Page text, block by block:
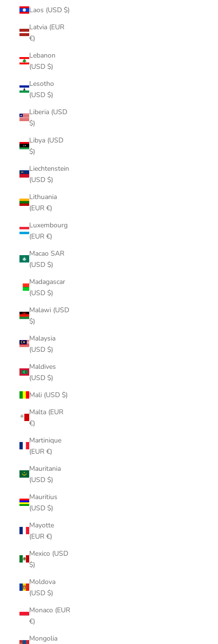
Laos (USD $)
Latvia (EUR
€)
Lebanon
(USD $)
Lesotho
(USD $)
Liberia (USD
$)
Libya (USD
$)
Liechtenstein
(USD $)
Lithuania
(EUR €)
Luxembourg
(EUR €)
Macao SAR
(USD $)
Madagascar
(USD $)
Malawi (USD
$)
Malaysia
(USD $)
Maldives
(USD $)
Mali (USD $)
Malta (EUR
€)
Martinique
(EUR €)
Mauritania
(USD $)
Mauritius
(USD $)
Mayotte
(EUR €)
Mexico (USD
$)
Moldova
(USD $)
Monaco (EUR
€)
Mongolia